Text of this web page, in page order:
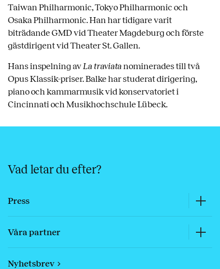
Taiwan Philharmonic, Tokyo Philharmonic och
Osaka Philharmonic. Han har tidigare varit
biträdande GMD vid Theater Magdeburg och förste
gästdirigent vid Theater St. Gallen.
Hans inspelning avLa traviata nominerades till två
Opus Klassik-priser. Balke har studerat dirigering,
piano och kammarmusik vid konservatoriet i
Cincinnati och Musikhochschule Lübeck.
Vad letar du efter?
Press
Våra partner
Nyhetsbrev